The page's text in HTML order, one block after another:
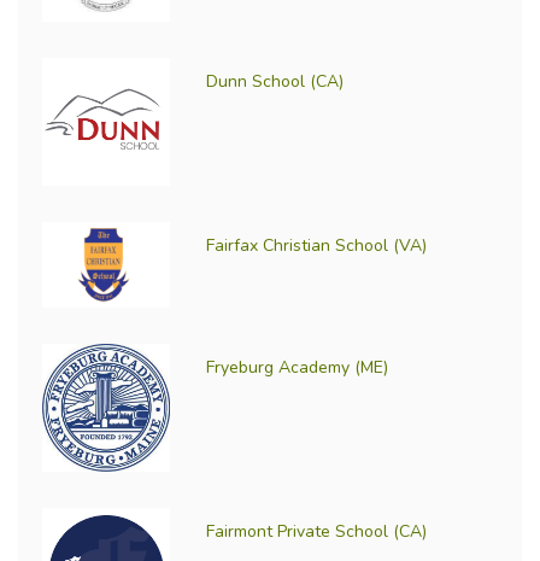
Dunn School (CA)
Fairfax Christian School (VA)
Fryeburg Academy (ME)
Fairmont Private School (CA)